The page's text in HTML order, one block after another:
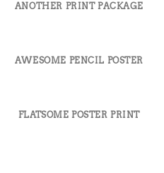
ANOTHER PRINT PACKAGE
AWESOME PENCIL POSTER
FLATSOME POSTER PRINT